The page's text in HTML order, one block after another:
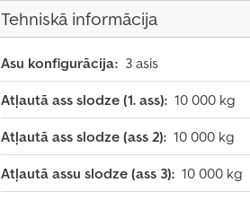
Tehniskā informācija
Asu konfigurācija: 3 asis
Atļautā ass slodze (1. ass): 10 000 kg
Atļautā ass slodze (ass 2): 10 000 kg
Atļautā assu slodze (ass 3): 10 000 kg